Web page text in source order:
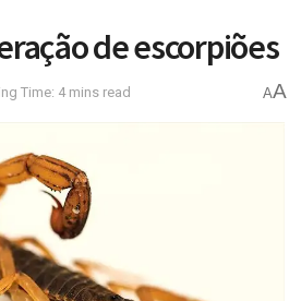
de escorpiões
Time: 4 mins read AA